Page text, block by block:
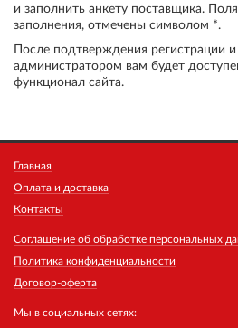
и заполнить анкету поставщика.
заполнения, отмечены символом *.
После подтверждения регистрации
администратором вам будет
функционал сайта.
Главная
Оплата и доставка
Контакты
Соглашение об обработке персональных
Политика конфиденциальности
Договор-оферта
Мы в социальных сетях: